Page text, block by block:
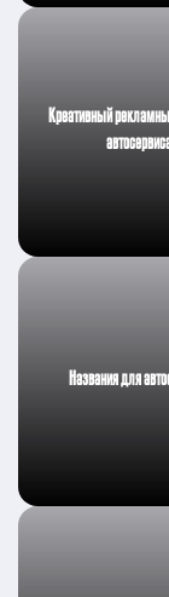
Креативный
Названия для